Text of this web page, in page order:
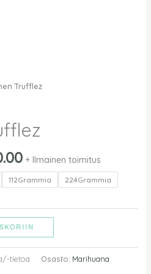
Trufflez
+ Ilmainen toimitus
112Grammia 224Grammia
tietoa Osasto: Marihuana